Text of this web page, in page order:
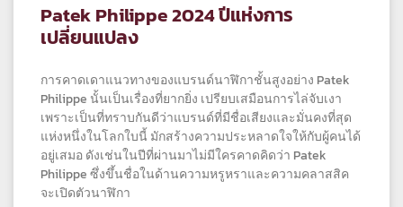
Patek Philippe 2024 ปีแห่งการ
เปลี่ยนแปลง
การคาดเดาแนวทางของแบรนด์นาฬิกาชั้นสูงอย่าง Patek
Philippe นั้นเป็นเรื่องที่ยากยิ่ง เปรียบเสมือนการไล่จับเงา
เพราะเป็นที่ทราบกันดีว่าแบรนด์ที่มีชื่อเสียงและมั่นคงที่สุด
แห่งหนึ่งในโลกใบนี้ มักสร้างความประหลาดใจให้กับผู้คนได้
อยู่เสมอ ดังเช่นในปีที่ผ่านมาไม่มีใครคาดคิดว่า Patek
Philippe ซึ่งขึ้นชื่อในด้านความหรูหราและความคลาสสิค
จะเปิดตัวนาฬิกา